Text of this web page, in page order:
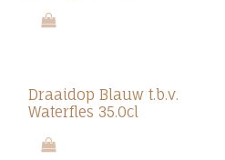
Draaidop Blauw t.b.v.
Waterfles 35.0cl